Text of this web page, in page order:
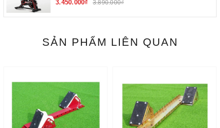
3.450.000₫
3.890.000₫
SẢN PHẨM LIÊN QUAN